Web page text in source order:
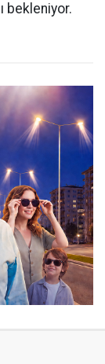
bekleniyor.